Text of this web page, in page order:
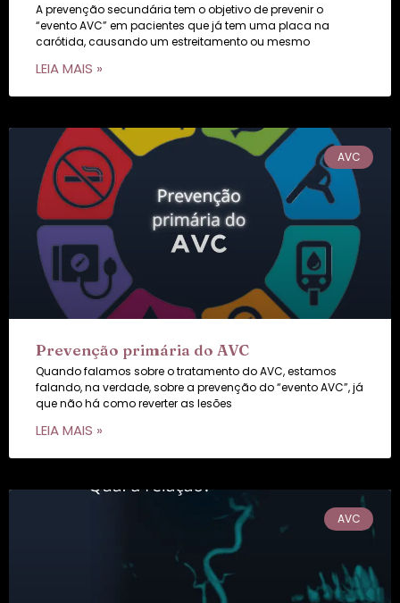
A prevenção secundária tem o objetivo de prevenir o
“evento AVC” em pacientes que já tem uma placa na
carótida, causando um estreitamento ou mesmo
LEIA MAIS »
AVC
Prevenção primária do AVC
Quando falamos sobre o tratamento do AVC, estamos
falando, na verdade, sobre a prevenção do “evento AVC”, já
que não há como reverter as lesões
LEIA MAIS »
AVC